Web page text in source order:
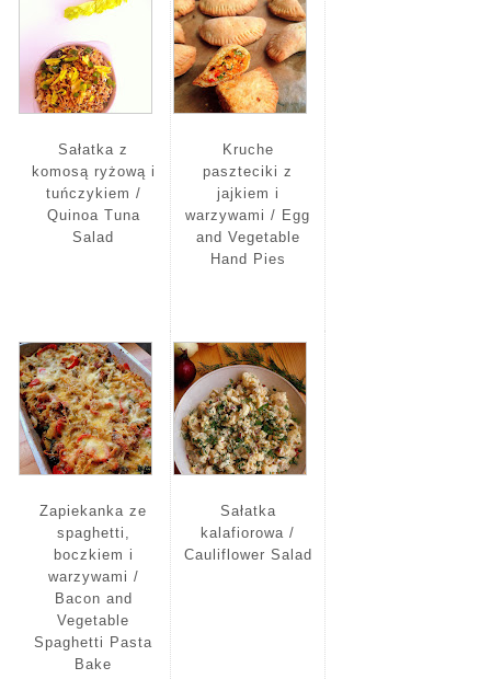
Sałatka z
komosą ryżową i
tuńczykiem /
Quinoa Tuna
Salad
Kruche
paszteciki z
jajkiem i
warzywami / Egg
and Vegetable
Hand Pies
Zapiekanka ze
spaghetti,
boczkiem i
warzywami /
Bacon and
Vegetable
Spaghetti Pasta
Bake
Sałatka
kalafiorowa /
Cauliflower Salad